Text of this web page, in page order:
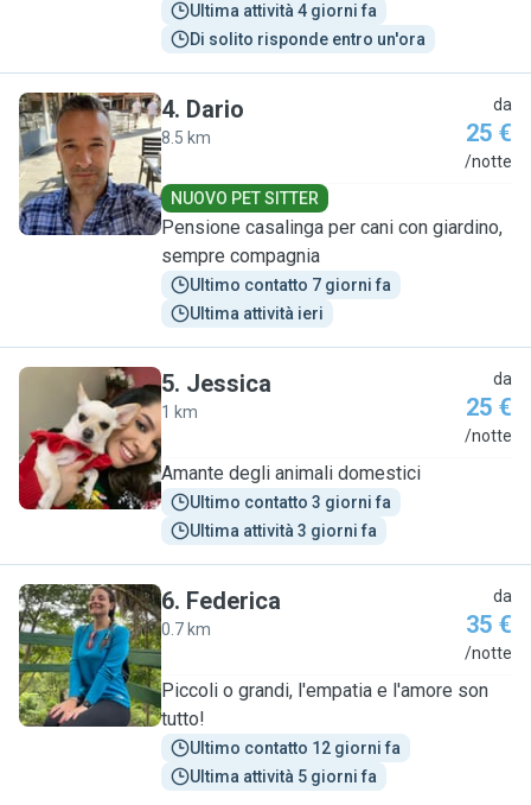
Ultima attività 4 giorni fa
Di solito risponde entro un'ora
D
4. Dario
8.5 km
da
25 €
/notte
NUOVO PET SITTER
Pensione casalinga per cani con giardino,
sempre compagnia
Ultimo contatto 7 giorni fa
Ultima attività ieri
J
5. Jessica
1 km
da
25 €
/notte
Amante degli animali domestici
Ultimo contatto 3 giorni fa
Ultima attività 3 giorni fa
F
6. Federica
0.7 km
da
35 €
/notte
Piccoli o grandi, l'empatia e l'amore son
tutto!
Ultimo contatto 12 giorni fa
Ultima attività 5 giorni fa